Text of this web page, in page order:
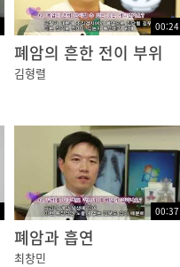
00:24
폐암의 흔한 전이 부위
김형렬
00:37
폐암과 흡연
최창민